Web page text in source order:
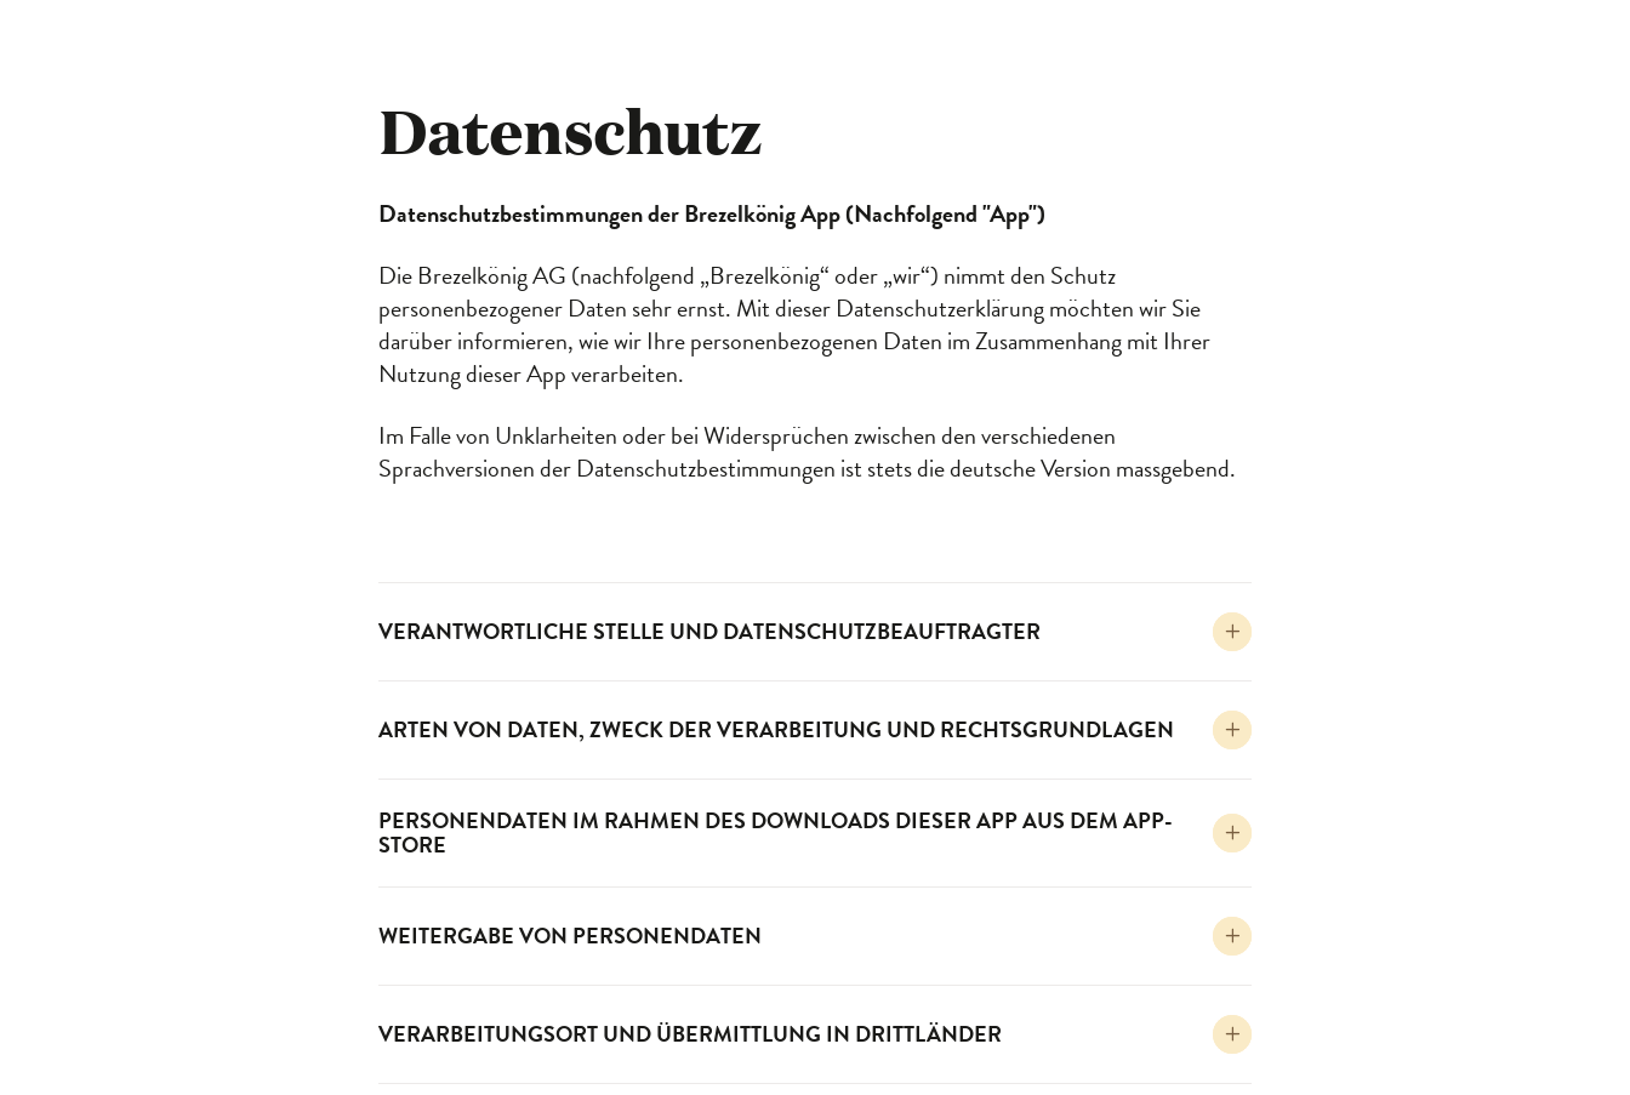
Datenschutz
Datenschutzbestimmungen der Brezelkönig App (Nachfolgend "App")
Die Brezelkönig AG (nachfolgend „Brezelkönig“ oder „wir“) nimmt den Schutz
personenbezogener Daten sehr ernst. Mit dieser Datenschutzerklärung möchten wir Sie
darüber informieren, wie wir Ihre personenbezogenen Daten im Zusammenhang mit Ihrer
Nutzung dieser App verarbeiten.
Im Falle von Unklarheiten oder bei Widersprüchen zwischen den verschiedenen
Sprachversionen der Datenschutzbestimmungen ist stets die deutsche Version massgebend.
VERANTWORTLICHE STELLE UND DATENSCHUTZBEAUFTRAGTER
ARTEN VON DATEN, ZWECK DER VERARBEITUNG UND RECHTSGRUNDLAGEN
PERSONENDATEN IM RAHMEN DES DOWNLOADS DIESER APP AUS DEM APP-
STORE
WEITERGABE VON PERSONENDATEN
VERARBEITUNGSORT UND ÜBERMITTLUNG IN DRITTLÄNDER